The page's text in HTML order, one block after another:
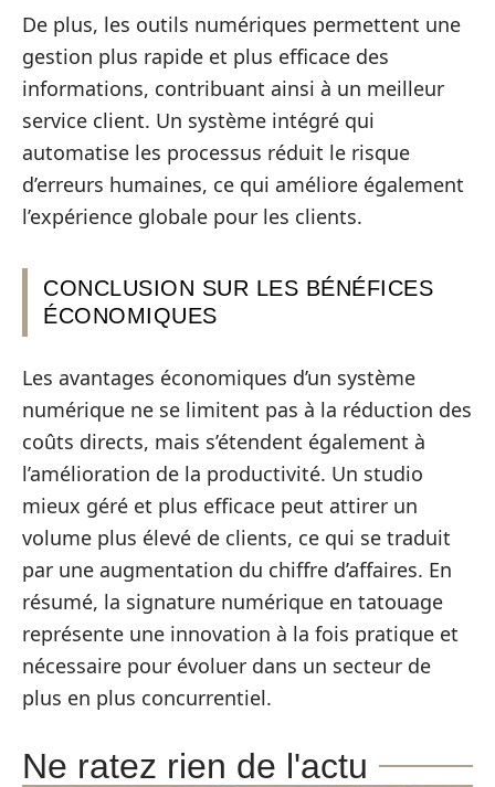
De plus, les outils numériques permettent une
gestion plus rapide et plus efficace des
informations, contribuant ainsi à un meilleur
service client. Un système intégré qui
automatise les processus réduit le risque
d’erreurs humaines, ce qui améliore également
l’expérience globale pour les clients.
CONCLUSION SUR LES BÉNÉFICES
ÉCONOMIQUES
Les avantages économiques d’un système
numérique ne se limitent pas à la réduction des
coûts directs, mais s’étendent également à
l’amélioration de la productivité. Un studio
mieux géré et plus efficace peut attirer un
volume plus élevé de clients, ce qui se traduit
par une augmentation du chiffre d’affaires. En
résumé, la signature numérique en tatouage
représente une innovation à la fois pratique et
nécessaire pour évoluer dans un secteur de
plus en plus concurrentiel.
Ne ratez rien de l'actu